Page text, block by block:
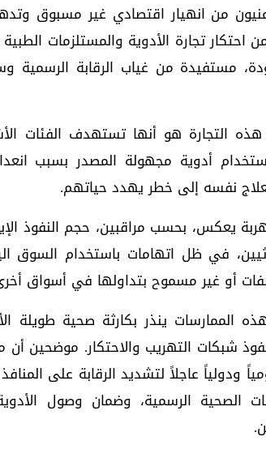
من انهيار اقتصادي غير مسبوق
تجارة الأدوية والمستلزمات
مستفيدة من غياب الرقابة الرسمية
التجارة هو أنها تستهدف الفئات
أدوية مجهولة المصدر بسبب انعدام
نفسه إلى خطر يهدد حياتهم.
يعكس، بحسب مراقبين، حجم النفوذ
في ظل اتهامات باستخدام السوق
أو غير مسموح بتداولها في أسواق
الممارسات ينذر بكارثة صحية طويلة
شبكات التهريب والاحتكار. موضحين
ودولياً عاجلاً لتشديد الرقابة على
الصحية الرسمية، وضمان وصول